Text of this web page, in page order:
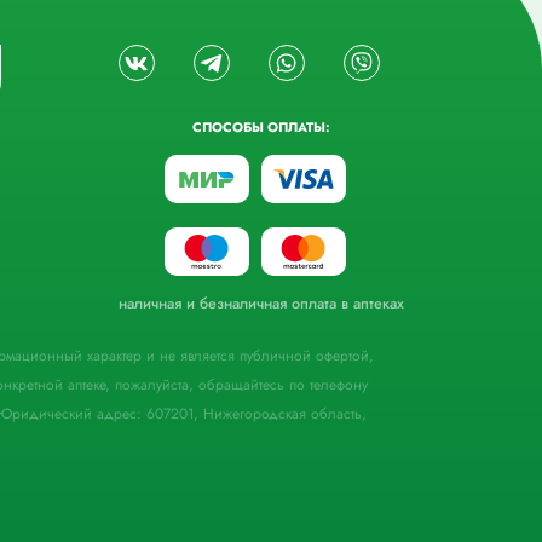
СПОСОБЫ ОПЛАТЫ:
наличная и безналичная оплата в аптеках
характер и не является публичной офертой,
аптеке, пожалуйста, обращайтесь по телефону
адрес: 607201, Нижегородская область,